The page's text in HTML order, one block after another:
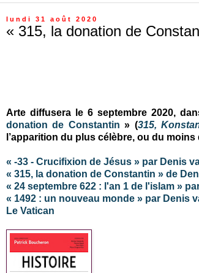
lundi 31 août 2020
« 315, la donation de
Arte diffusera le 6 septembre 2020,
donation de Constantin » (315,
l’apparition du plus célèbre, ou du
« -33 - Crucifixion de Jésus » par Denis
« 315, la donation de Constantin » de
« 24 septembre 622 : l'an 1 de l'islam »
« 1492 : un nouveau monde » par Denis
Le Vatican